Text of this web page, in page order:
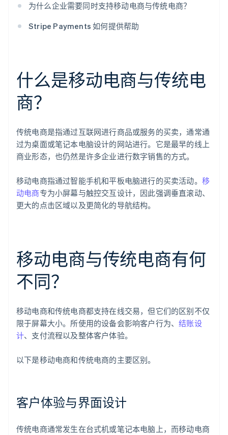
为什么企业需要同时支持移动电商与传统电商？
Stripe Payments 如何提供帮助
什么是移动电商与传统电
商？
传统电商是指通过互联网进行商品或服务的买卖，通常通
过为桌面或笔记本电脑设计的网站进行。它是最早的线上
商业形态，也仍然是许多企业进行数字销售的方式。
移动电商指通过智能手机和平板电脑进行的买卖活动。 移
动电商专为小屏幕与触控交互设计，因此强调垂直滚动、
更大的点击区域以及更简化的导航结构。
移动电商与传统电商有何
不同？
移动电商和传统电商都支持在线交易，但它们的区别不仅
限于屏幕大小。所使用的设备会影响客户行为、结账设
计、支付流程以及整体客户体验。
以下是移动电商和传统电商的主要区别。
客户体验与界面设计
传统电商通常发生在台式机或笔记本电脑上，而移动电商